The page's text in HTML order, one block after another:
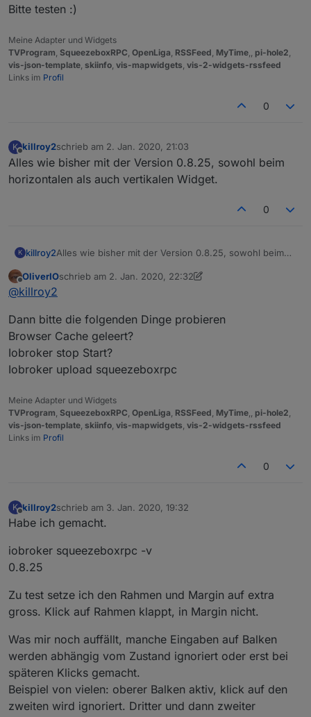
Bitte testen :)
Meine Adapter und Widgets
TVProgram SqueezeboxRPC OpenLiga RSSFeed MyTime pi-hole2
vis-json-template skiinfo vis-mapwidgets vis-2-widgets-rssfeed
Links im Profil
0
K
Offline
killroy2schrieb am 2. Jan. 2020, 21:03
zuletzt editiert von
Alles wie bisher mit der Version 0.8.25, sowohl beim
horizontalen als auch vertikalen Widget.
0
K killroy2Alles wie bisher mit der Version 0.8.25, sowohl beim
Offline
OliverIOschrieb am 2. Jan. 2020, 22:32
zuletzt editiert von OliverIO1. Feb. 2020, 23:34
@killroy2
Dann bitte die folgenden Dinge probieren
Browser Cache geleert?
Iobroker stop Start?
Iobroker upload squeezeboxrpc
Meine Adapter und Widgets
TVProgram, SqueezeboxRPC, OpenLiga, RSSFeed, MyTime,, pi-hole2,
vis-json-template, skiinfo, vis-mapwidgets, vis-2-widgets-rssfeed
Links im Profil
0
K
Offline
killroy2schrieb am 3. Jan. 2020, 19:32
zuletzt editiert von
Habe ich gemacht.
iobroker squeezeboxrpc -v
0.8.25
Zu test setze ich den Rahmen und Margin auf extra
gross. Klick auf Rahmen klappt, in Margin nicht.
Was mir noch auffällt, manche Eingaben auf Balken
werden abhängig vom Zustand ignoriert oder erst bei
späteren Klicks gemacht.
Beispiel von vielen: oberer Balken aktiv, klick auf den
zweiten wird ignoriert. Dritter und dann zweiter